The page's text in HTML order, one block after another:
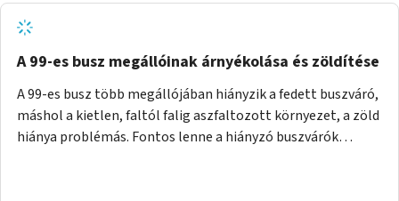
A 99-es busz megállóinak árnyékolása és zöldítése
A 99-es busz több megállójában hiányzik a fedett buszváró,
máshol a kietlen, faltól falig aszfaltozott környezet, a zöld
hiánya problémás. Fontos lenne a hiányzó buszvárók